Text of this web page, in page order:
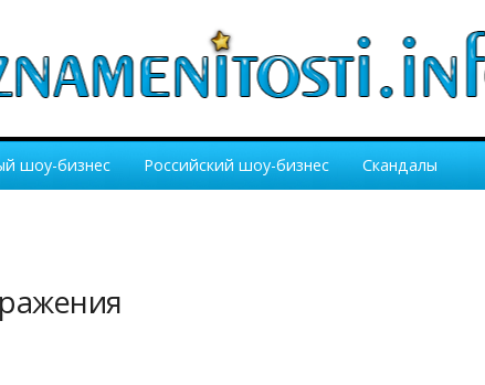
шоу-бизнес Российский шоу-бизнес Скандалы